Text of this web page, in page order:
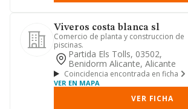
Viveros costa blanca sl
Comercio de planta y construccion de
piscinas.
Partida Els Tolls, 03502,
Benidorm Alicante, Alicante
Coincidencia encontrada en ficha
VER EN MAPA
VER FICHA